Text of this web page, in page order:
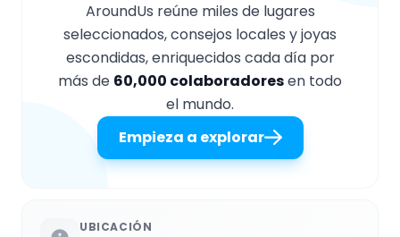
AroundUs reúne miles de lugares
seleccionados, consejos locales y joyas
escondidas, enriquecidos cada día por
más de 60,000 colaboradoresen todo
el mundo.
Empieza a explorar
UBICACIÓN